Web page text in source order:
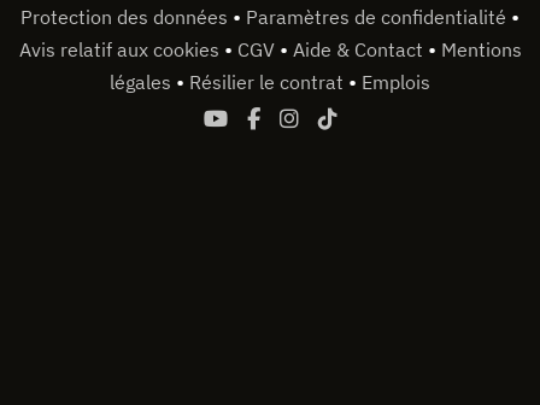
Protection des données • Paramètres de confidentialité •
Avis relatif aux cookies • CGV • Aide & Contact • Mentions
légales • Résilier le contrat • Emplois